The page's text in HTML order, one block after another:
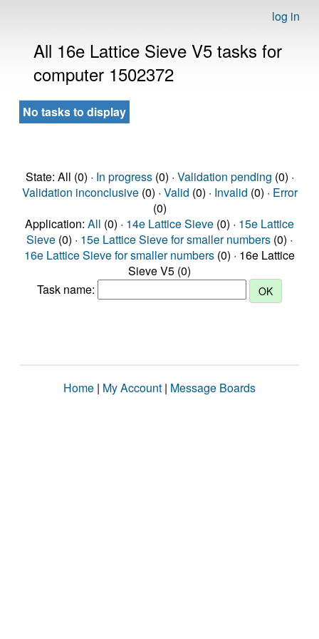
log in
All 16e Lattice Sieve V5 tasks for
computer 1502372
No tasks to display
State: All (0) · In progress(0) · Validation pending (0) ·
Validation inconclusive(0) · Valid (0) · Invalid (0) · Error
(0)
Application: All (0) · 14e Lattice Sieve (0) · 15e Lattice
Sieve (0) · 15e Lattice Sieve for smaller numbers (0) ·
16e Lattice Sieve for smaller numbers (0) · 16e Lattice
Sieve V5 (0)
Task name:
Home | My Account | Message Boards